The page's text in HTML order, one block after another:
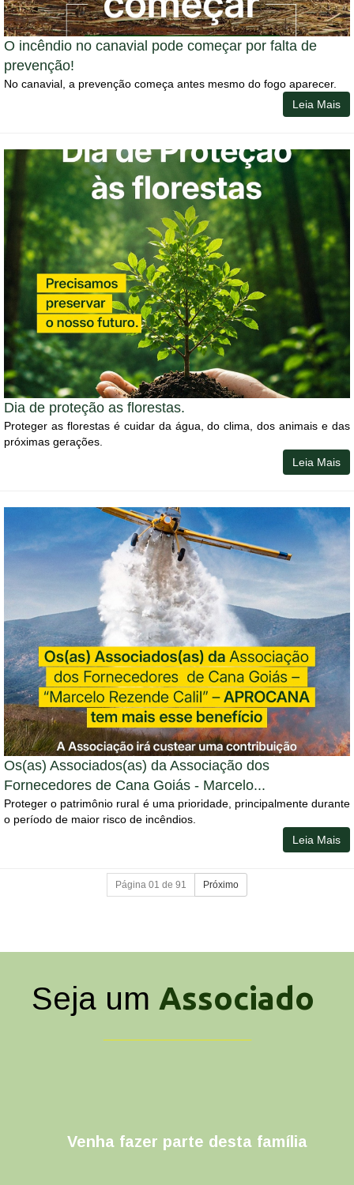
O incêndio no canavial pode começar por falta de
prevenção!
No canavial, a prevenção começa antes mesmo do fogo aparecer.
Leia Mais
Dia de proteção as florestas.
Proteger as florestas é cuidar da água, do clima, dos animais e das
próximas gerações.
Leia Mais
Os(as) Associados(as) da Associação dos
Fornecedores de Cana Goiás - Marcelo...
Proteger o patrimônio rural é uma prioridade, principalmente durante
o período de maior risco de incêndios.
Leia Mais
Página 01 de 91 Próximo
Seja um Associado
Venha fazer parte desta família